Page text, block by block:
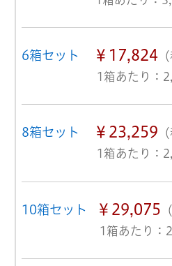
6箱セット ￥17,824（
1箱あたり：
8箱セット ￥23,259
1箱あたり：
10箱セット ￥29,075
1箱あたり：